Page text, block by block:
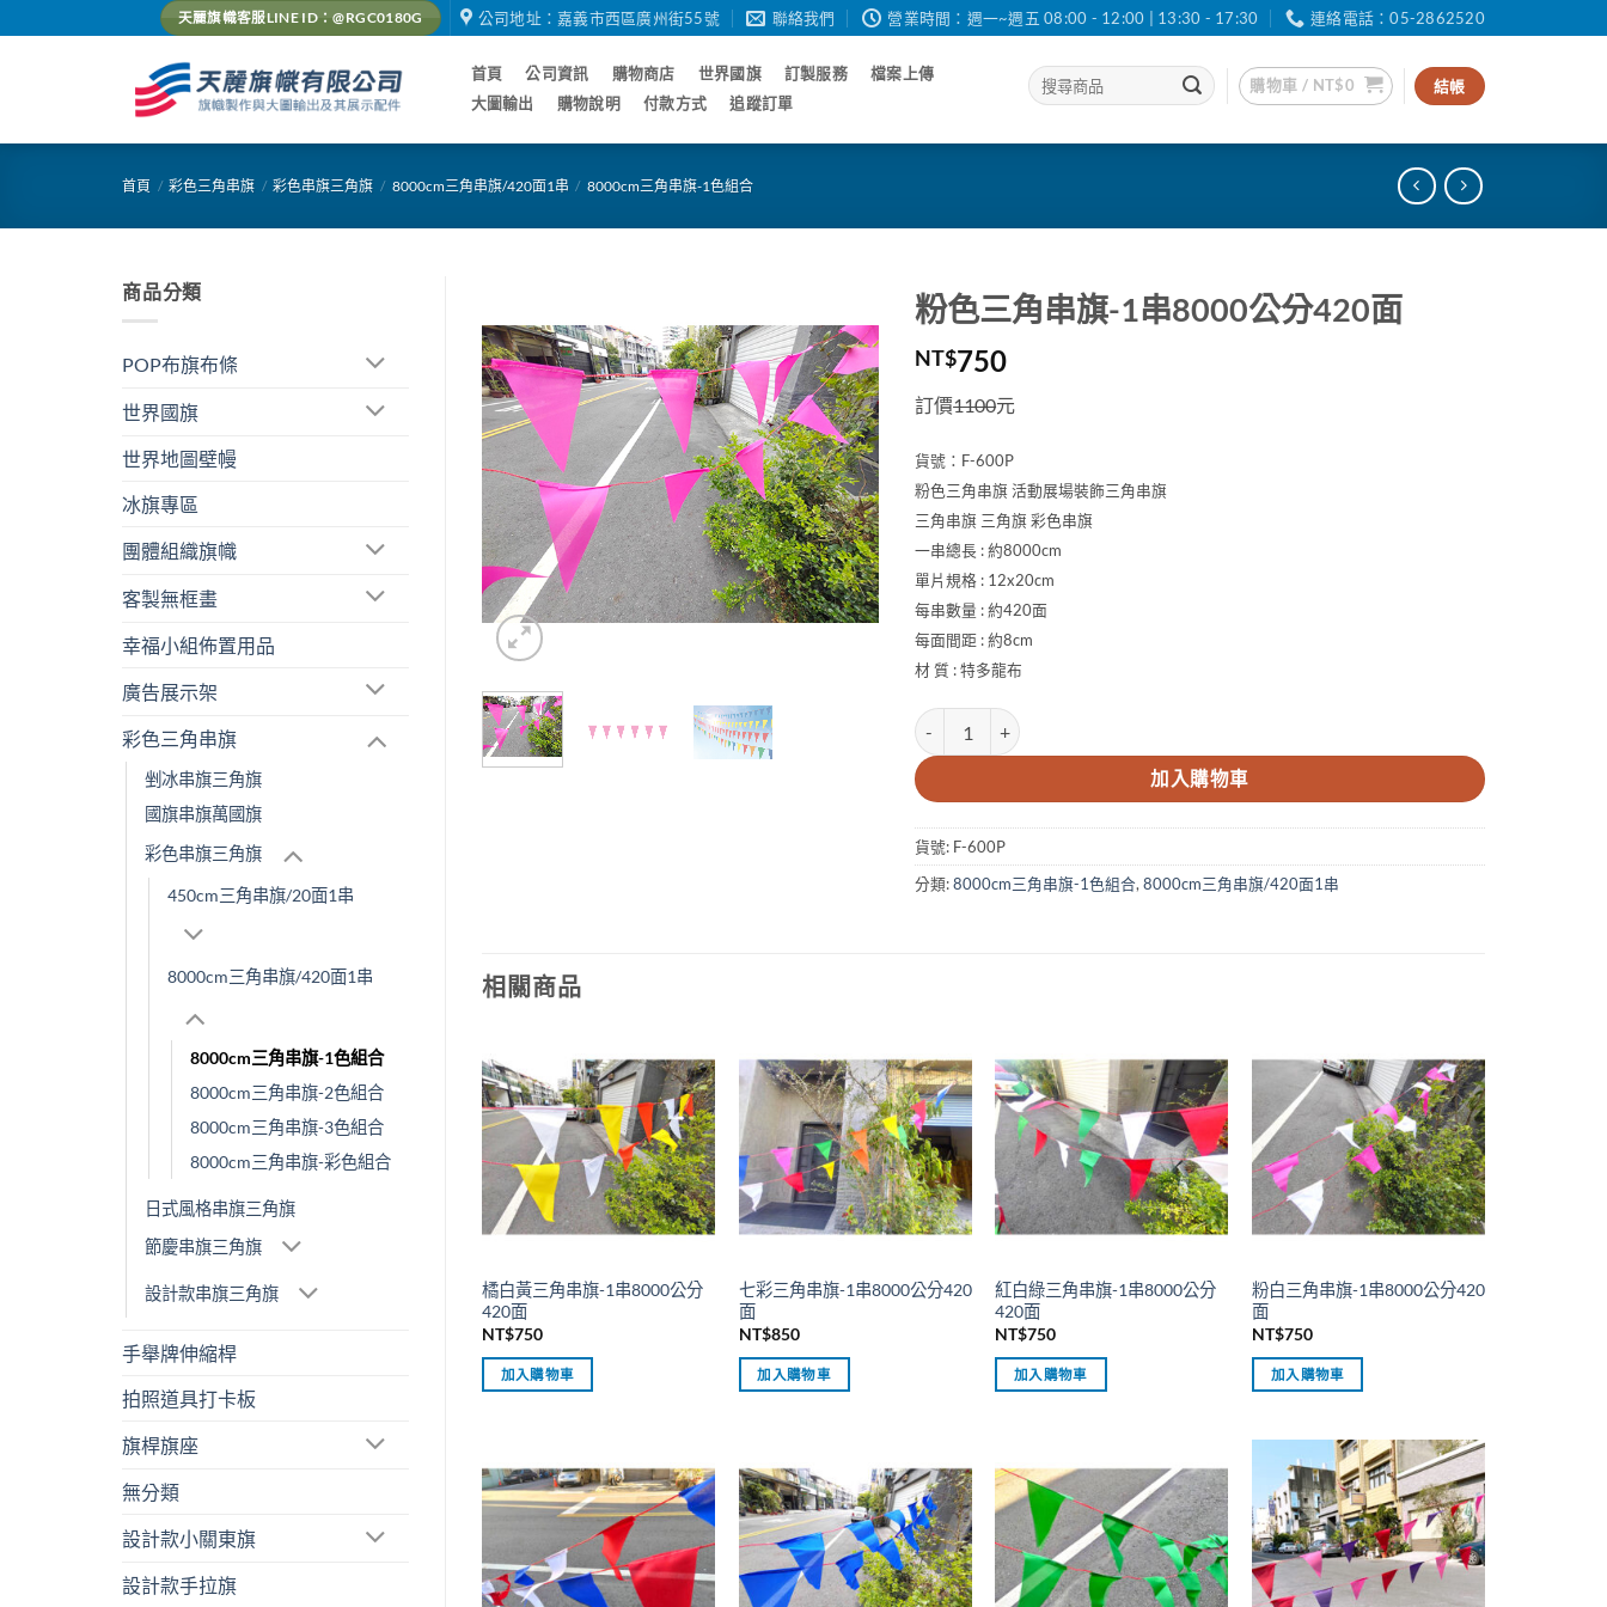
to
天麗旗幟客服LINE ID：@RGC0180G 公司地址：嘉義市西區廣州街55號 聯絡我們 營業時間：週一~週五 08:00 - 12:00 | 13:30 - 17:30 連絡電話：05-2862520
首頁 公司資訊 購物商店 世界國旗 訂製服務
檔案上傳
大圖輸出
購物說明 付款方式 追蹤訂單
搜
尋
鍵
購物車 / NT$0 結帳
首頁 / 彩色三角串旗 / 彩色串旗三角旗 / 8000cm三角串旗/420面1串 / 8000cm三角串旗-1色組合
商品分類
POP布旗布條
世界國旗
世界地圖壁幔
冰旗專區
團體組織旗幟
客製無框畫
幸福小組佈置用品
廣告展示架
彩色三角串旗
剉冰串旗三角旗
國旗串旗萬國旗
彩色串旗三角旗
450cm三角串旗/20面1串
8000cm三角串旗/420面1串
8000cm三角串旗-1色組合
8000cm三角串旗-2色組合
8000cm三角串旗-3色組合
8000cm三角串旗-彩色組合
日式風格串旗三角旗
節慶串旗三角旗
設計款串旗三角旗
手舉牌伸縮桿
拍照道具打卡板
旗桿旗座
無分類
設計款小關東旗
設計款手拉旗
粉色三角串旗-1串8000公分420面
NT$750
訂價1100元
貨號： F-600P
粉色三角串旗 活動展場裝飾三角串旗
三角串旗 三角旗 彩色串旗
一串總長 : 約8000cm
單片規格 : 12x20cm
每串數量 : 約420面
每面間距 : 約8cm
材 質 : 特多龍布
粉色三角串旗-1串8000公分420面 數量
加入購物車
貨號: F-600P
分類:8000cm三角串旗-1色組合,8000cm三角串旗/420面1串
相關商品
橘白黃三角串旗-1串8000公分
420面
NT$750
加入購物車
七彩三角串旗-1串8000公分420
面
NT$850
加入購物車
紅白綠三角串旗-1串8000公分
420面
NT$750
加入購物車
粉白三角串旗-1串8000公分420
面
NT$750
加入購物車